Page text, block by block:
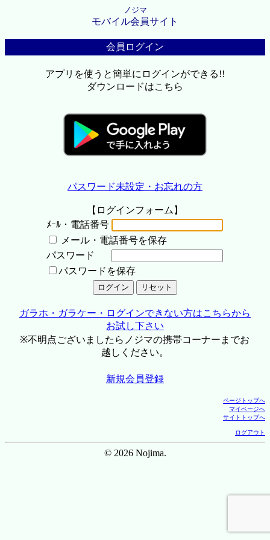
ノジマ
モバイル会員サイト
会員ログイン
アプリを使うと簡単にログインができる!!
ダウンロードはこちら
パスワード未設定・お忘れの方
【ログインフォーム】
ﾒｰﾙ・電話番号
メール・電話番号を保存
パスワード
パスワードを保存
ガラホ・ガラケー・ログインできない方はこちらから
お試し下さい
※不明点ございましたらノジマの携帯コーナーまでお
越しください。
新規会員登録
ページトップへ
マイページへ
サイトトップへ
ログアウト
© 2026 Nojima.